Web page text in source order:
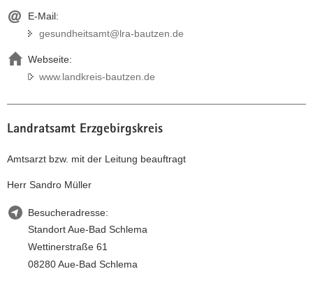
E-Mail:
gesundheitsamt@lra-bautzen.de
Webseite:
www.landkreis-bautzen.de
Landratsamt Erzgebirgskreis
Amtsarzt bzw. mit der Leitung beauftragt
Herr Sandro Müller
Besucheradresse:
Standort Aue-Bad Schlema
Wettinerstraße 61
08280 Aue-Bad Schlema